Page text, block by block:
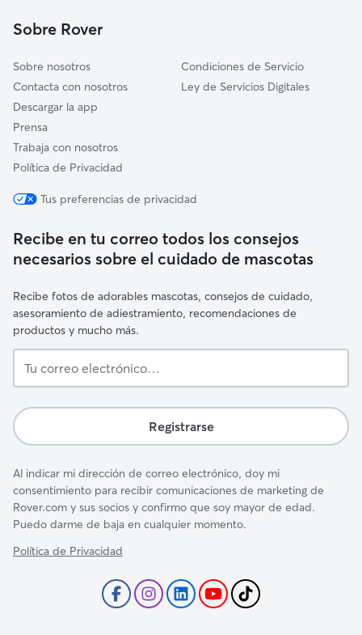
El Bruc
Sobre Rover
Sobre nosotros
Contacta con nosotros
Descargar la app
Prensa
Trabaja con nosotros
Política de Privacidad
Condiciones de Servicio
Ley de Servicios Digitales
Tus preferencias de privacidad
Recibe en tu correo todos los consejos
necesarios sobre el cuidado de mascotas
Recibe fotos de adorables mascotas, consejos de cuidado,
asesoramiento de adiestramiento, recomendaciones de
productos y mucho más.
correo
Registrarse
Al indicar mi dirección de correo electrónico, doy mi
consentimiento para recibir comunicaciones de marketing de
Rover.com y sus socios y confirmo que soy mayor de edad.
Puedo darme de baja en cualquier momento.
Política de Privacidad